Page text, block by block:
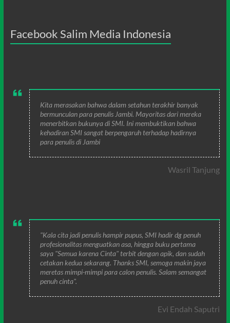
Facebook Salim Media Indonesia
Kita merasakan bahwa dalam setahun terakhir banyak
bermunculan para penulis Jambi. Mayoritas dari mereka
menerbitkan bukunya di SMI. Ini membuktikan bahwa
kehadiran SMI sangat berpengaruh terhadap hadirnya
para penulis di Jambi
Wasril Tanjung
"Kala cita jadi penulis hampir pupus, SMI hadir dg penuh
profesionalitas menguatkan asa, hingga buku pertama
saya "Semua karena Cinta" terbit dengan apik, dan sudah
cetakan kedua sekarang. Thanks SMI, semoga makin jaya
meretas mimpi-mimpi para calon penulis. Salam semangat
penuh cinta".
Evi Endah Saputri